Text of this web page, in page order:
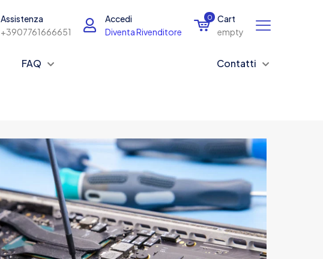
Assistenza
+3907761666651
Accedi
Diventa Rivenditore
0
Cart
empty
FAQ Contatti